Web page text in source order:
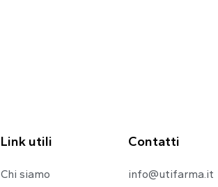
Link utili
Chi siamo
Contatti
info@utifarma.it